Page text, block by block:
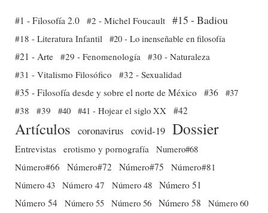
#1 - Filosofía 2.0 #2 - Michel Foucault #15 - Badiou
#18 - Literatura Infantil #20 - Lo inenseñable en filosofía
#21 - Arte #29 - Fenomenología
#30 - Naturaleza
#31 - Vitalismo Filosófico
#32 - Sexualidad
#35 - Filosofía desde y sobre el norte de México #36 #37
#38
#39 #40 #41 - Hojear el siglo XX #42
Artículos coronavirus covid-19 Dossier
Entrevistas erotismo y pornografía
Numero#68
Número#66
Número#72 Número#75
Número#81
Número 43 Número 47 Número 48 Número 51
Número 54 Número 55 Número 56 Número 58
Número 60